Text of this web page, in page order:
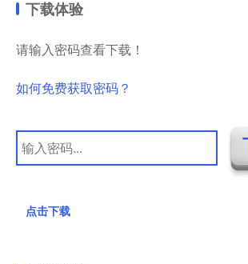
下载体验
请输入密码查看下载！
如何免费获取密码？
点击下载